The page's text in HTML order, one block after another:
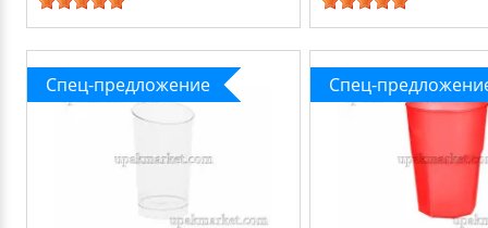
Спец-предложение Спец-